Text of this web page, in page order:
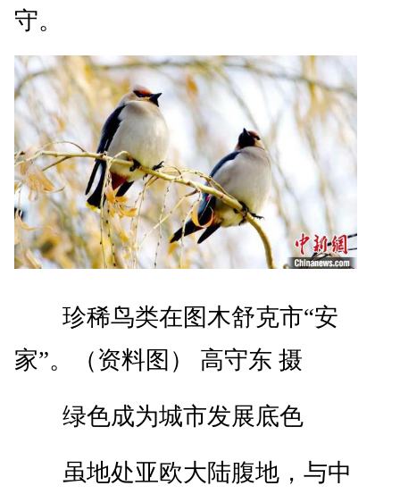
守。
珍稀鸟类在图木舒克市“安
家”。（资料图） 高守东 摄
绿色成为城市发展底色
虽地处亚欧大陆腹地，与中